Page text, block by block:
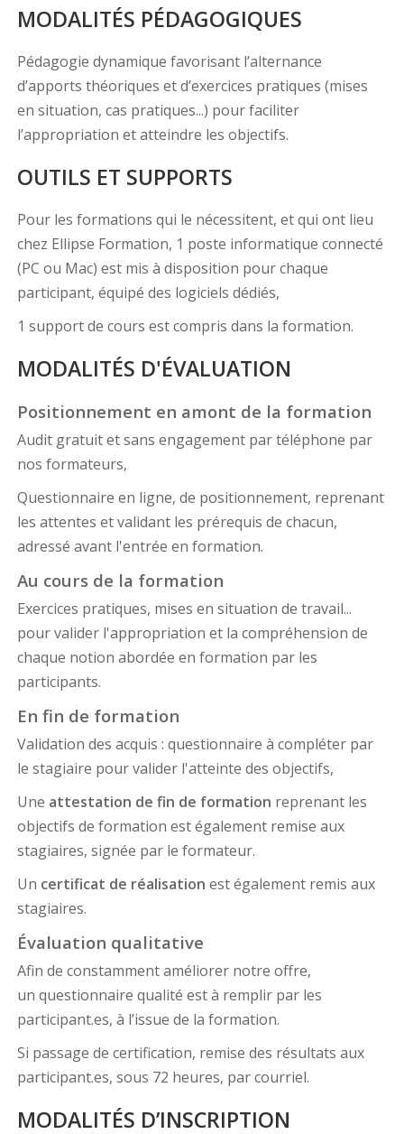
MODALITÉS PÉDAGOGIQUES
Pédagogie dynamique favorisant l’alternance
d’apports théoriques et d’exercices pratiques (mises
en situation, cas pratiques...) pour faciliter
l’appropriation et atteindre les objectifs.
OUTILS ET SUPPORTS
Pour les formations qui le nécessitent, et qui ont lieu
chez Ellipse Formation, 1 poste informatique connecté
(PC ou Mac) est mis à disposition pour chaque
participant, équipé des logiciels dédiés,
1 support de cours est compris dans la formation.
MODALITÉS D'ÉVALUATION
Positionnement en amont de la formation
Audit gratuit et sans engagement par téléphone par
nos formateurs,
Questionnaire en ligne, de positionnement, reprenant
les attentes et validant les prérequis de chacun,
adressé avant l'entrée en formation.
Au cours de la formation
Exercices pratiques, mises en situation de travail...
pour valider l'appropriation et la compréhension de
chaque notion abordée en formation par les
participants.
En fin de formation
Validation des acquis : questionnaire à compléter par
le stagiaire pour valider l'atteinte des objectifs,
Une attestation de fin de formation reprenant les
objectifs de formation est également remise aux
stagiaires, signée par le formateur.
Un certificat de réalisation est également remis aux
stagiaires.
Évaluation qualitative
Afin de constamment améliorer notre offre,
un questionnaire qualité est à remplir par les
participant.es, à l’issue de la formation.
Si passage de certification, remise des résultats aux
participant.es, sous 72 heures, par courriel.
MODALITÉS D’INSCRIPTION